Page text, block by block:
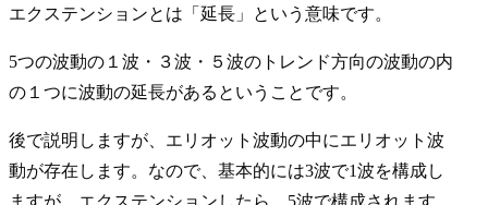
エクステンションとは「延長」という意味です。
5つの波動の １波・３波・５波のトレンド方向の波動の内
の１つに波動の延長があるということです。
後で説明しますが、エリオット波動の中にエリオット波
動が存在します。なので、基本的には3波で1波を構成し